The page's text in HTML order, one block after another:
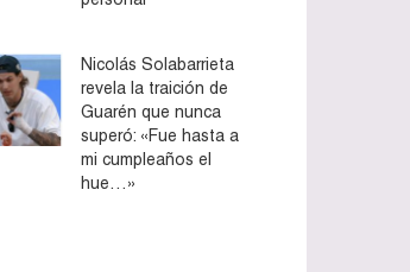
Nicolás Solabarrieta
revela la traición de
Guarén que nunca
superó: «Fue hasta a
mi cumpleaños el
hue…»